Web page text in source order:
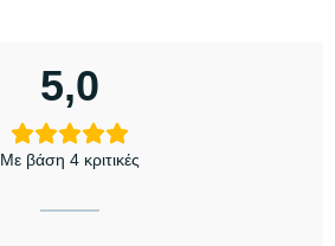
5,0
Με βάση 4 κριτικές